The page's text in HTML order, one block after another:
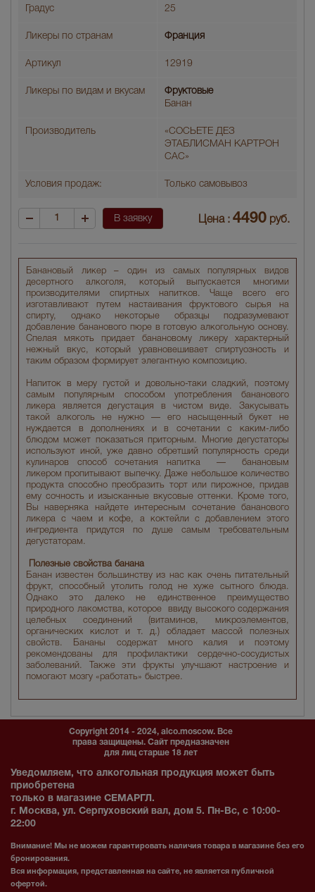
Банановый ликер – один из самых популярных видов
десертного алкоголя, который выпускается многими
производителями спиртных напитков. Чаще всего его
изготавливают путем настаивания фруктового сырья на
спирту, однако некоторые образцы подразумевают
добавление бананового пюре в готовую алкогольную основу.
Спелая мякоть придает банановому ликеру характерный
нежный вкус, который уравновешивает спиртуозность и
таким образом формирует элегантную композицию.
Напиток в меру густой и довольно-таки сладкий, поэтому
самым популярным способом употребления бананового
ликера является дегустация в чистом виде. Закусывать
такой алкоголь не нужно — его насыщенный букет не
нуждается в дополнениях и в сочетании с каким-либо
блюдом может показаться приторным. Многие дегустаторы
используют иной, уже давно обретший популярность среди
кулинаров способ сочетания напитка — банановым
ликером пропитывают выпечку. Даже небольшое количество
продукта способно преобразить торт или пирожное, придав
ему сочность и изысканные вкусовые оттенки. Кроме того,
Вы наверняка найдете интересным сочетание бананового
ликера с чаем и кофе, а коктейли с добавлением этого
ингредиента придутся по душе самым требовательным
дегустаторам.
Полезные свойства банана
Банан известен большинству из нас как очень питательный
фрукт, способный утолить голод не хуже сытного блюда.
Однако это далеко не единственное преимущество
природного лакомства, которое ввиду высокого содержания
целебных соединений (витаминов, микроэлементов,
органических кислот и т. д.) обладает массой полезных
свойств. Бананы содержат много калия и поэтому
рекомендованы для профилактики сердечно-сосудистых
заболеваний. Также эти фрукты улучшают настроение и
помогают мозгу «работать» быстрее.
Градус 25
Ликеры по странам Франция
Артикул 12919
Ликеры по видам и вкусам
Фруктовые
Банан
Производитель
«СОСЬЕТЕ ДЕЗ
ЭТАБЛИСМАН КАРТРОН
САС»
Условия продаж: Только самовывоз
В заявку Цена : 4490 руб.
Copyright 2014 - 2024, alco.moscow. Все
права защищены. Сайт предназначен
для лиц старше 18 лет
Уведомляем, что алкогольная продукция может быть
приобретена
только в магазине СЕМАРГЛ.
г. Москва, ул. Серпуховский вал, дом 5. Пн-Вс, с 10:00-
22:00
Внимание! Мы не можем гарантировать наличия товара в магазине без его
бронирования.
Вся информация, представленная на сайте, не является публичной
офертой.